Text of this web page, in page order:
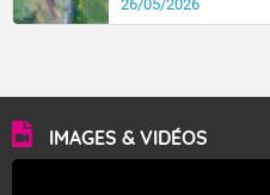
26/05/2026
IMAGES & VIDÉOS